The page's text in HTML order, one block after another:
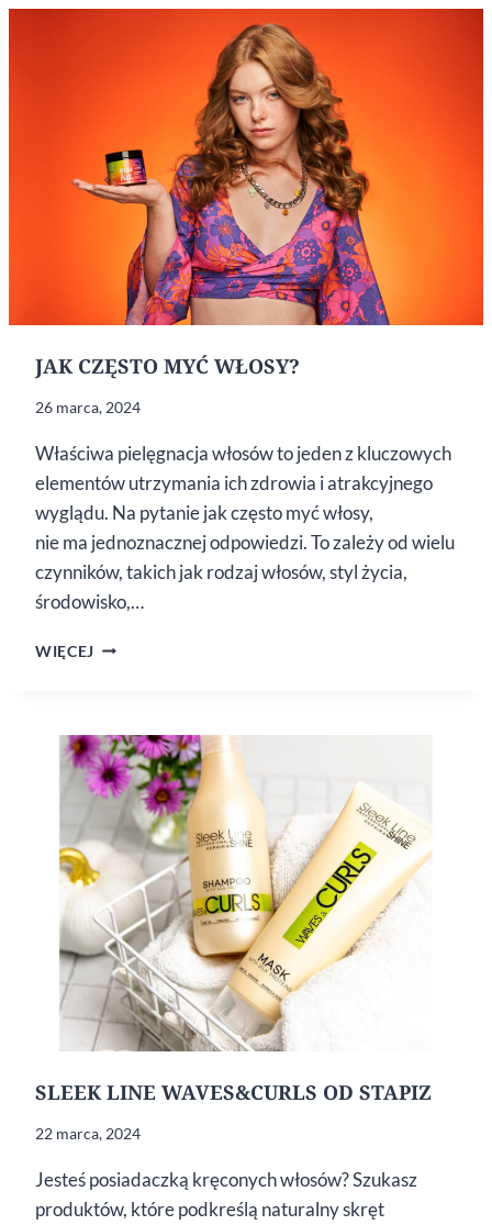
3
JAK CZĘSTO MYĆ WŁOSY?
26 marca, 2024
Właściwa pielęgnacja włosów to jeden z kluczowych
elementów utrzymania ich zdrowia i atrakcyjnego
wyglądu. Na pytanie jak często myć włosy,
nie ma jednoznacznej odpowiedzi. To zależy od wielu
czynników, takich jak rodzaj włosów, styl życia,
środowisko,…
WIĘCEJ JAK
SLEEK LINE WAVES&CURLS OD STAPIZ
22 marca, 2024
Jesteś posiadaczką kręconych włosów? Szukasz
produktów, które podkreślą naturalny skręt